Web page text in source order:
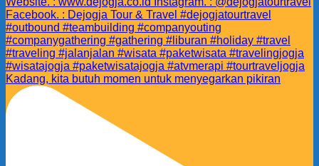
Kadang, kita butuh momen untuk menyegarkan pikiran